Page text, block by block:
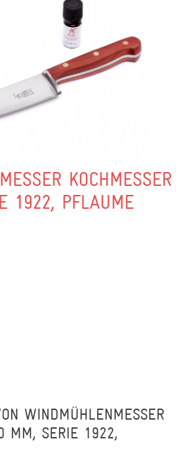
KOCHMESSER
1922, PFLAUME
WINDMÜHLENMESSER
MM, SERIE 1922,